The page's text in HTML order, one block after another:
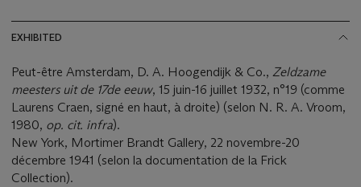
EXHIBITED
Peut-être Amsterdam, D. A. Hoogendijk & Co., Zeldzame
meesters uit de 17de eeuw, 15 juin-16 juillet 1932, n°19 (comme
Laurens Craen, signé en haut, à droite) (selon N. R. A. Vroom,
1980, op. cit. infra).
New York, Mortimer Brandt Gallery, 22 novembre-20
décembre 1941 (selon la documentation de la Frick
Collection).